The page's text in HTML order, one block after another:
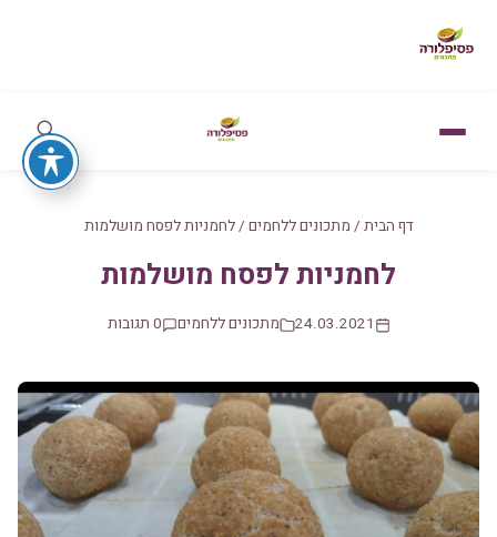
דף הבית / מתכונים ללחמים /לחמניות לפסח מושלמות
לחמניות לפסח מושלמות
24.03.2021 מתכונים ללחמים 0 תגובות